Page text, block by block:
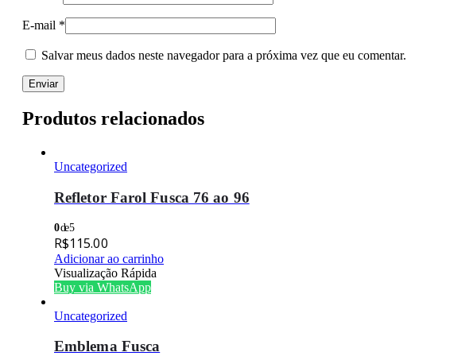
E-mail *
Salvar meus dados neste navegador para a próxima vez que eu comentar.
Produtos relacionados
Uncategorized
Refletor Farol Fusca 76 ao 96
0de 5
R$115.00
Adicionar ao carrinho
Visualização Rápida
Buy via WhatsApp
Uncategorized
Emblema Fusca